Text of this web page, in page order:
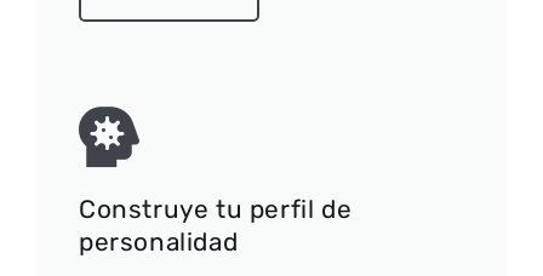
Construye tu perfil de
personalidad